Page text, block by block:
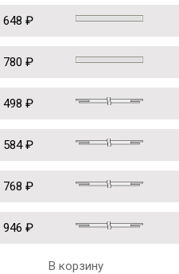
648 ₽
780 ₽
498 ₽
584 ₽
768 ₽
946 ₽
В корзину